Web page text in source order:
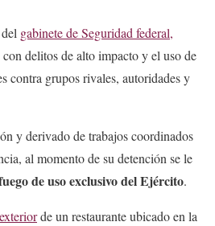
gabinete de Seguridad federal,
delitos de alto impacto y el uso de
contra grupos rivales, autoridades y
y derivado de trabajos coordinados
al momento de su detención se le
de uso exclusivo del Ejército.
de un restaurante ubicado en la